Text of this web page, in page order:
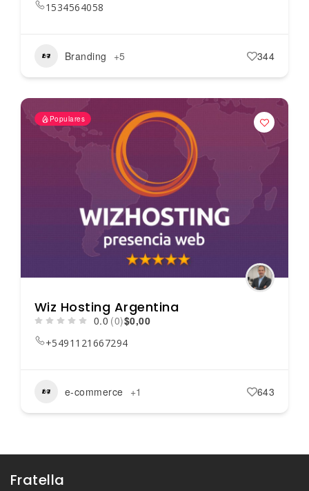
1534564058
Branding +5 344
Populares
Wiz Hosting Argentina
0.0 (0)$0,00
+5491121667294
e-commerce +1 643
Fratella